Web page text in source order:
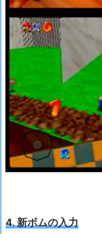
4. 新ボムの入力